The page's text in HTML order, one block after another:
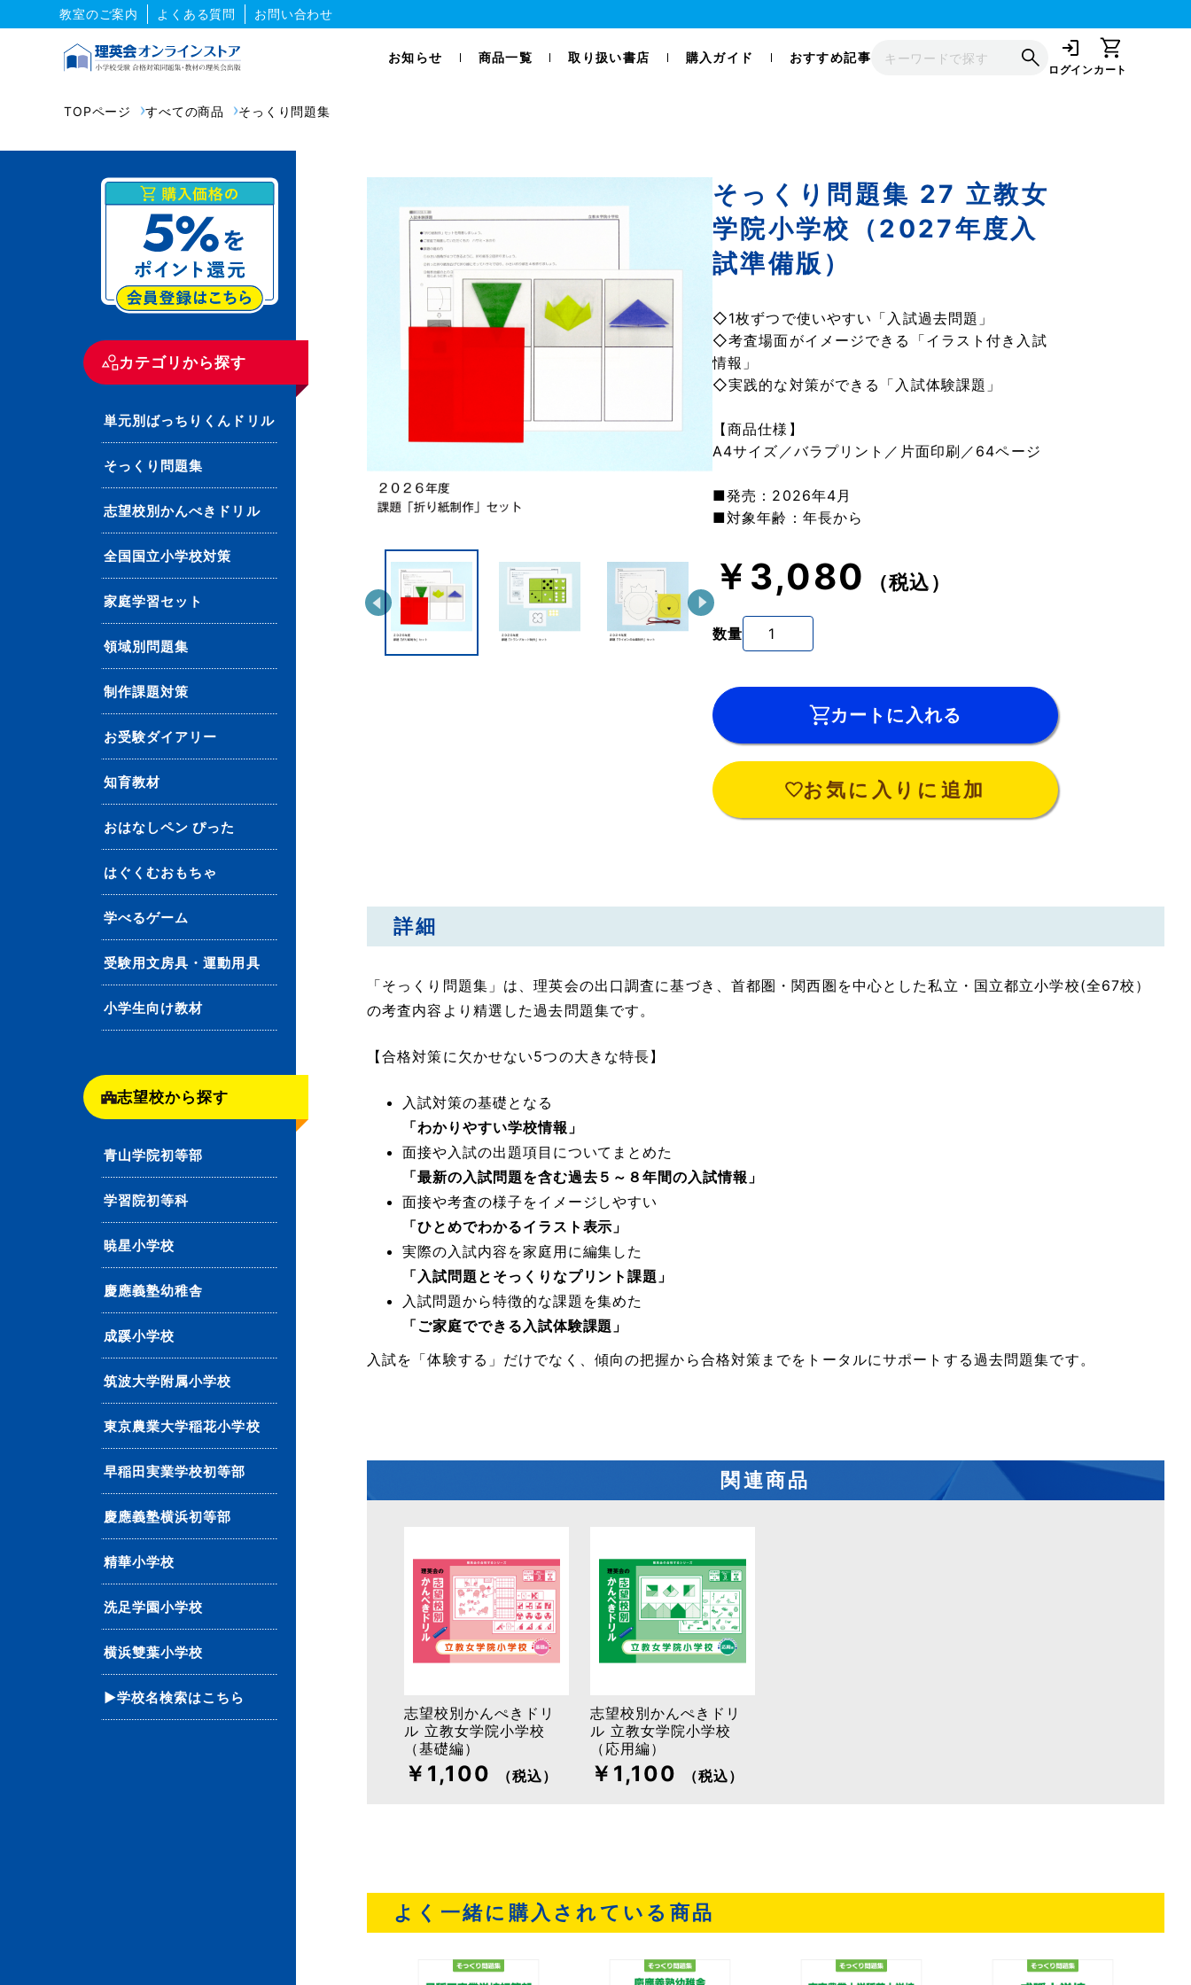
教室のご案内 よくある質問 お問い合わせ
お知らせ 商品一覧 取り扱い書店 購入ガイド おすすめ記事
ログインカート
TOPページ すべての商品 そっくり問題集
カテゴリから探す
単元別ばっちりくんドリル
そっくり問題集
志望校別かんぺきドリル
全国国立小学校対策
家庭学習セット
領域別問題集
制作課題対策
お受験ダイアリー
知育教材
おはなしペン ぴった
はぐくむおもちゃ
学べるゲーム
受験用文房具・運動用具
小学生向け教材
志望校から探す
青山学院初等部
学習院初等科
暁星小学校
慶應義塾幼稚舎
成蹊小学校
筑波大学附属小学校
東京農業大学稲花小学校
早稲田実業学校初等部
慶應義塾横浜初等部
精華小学校
洗足学園小学校
横浜雙葉小学校
▶学校名検索はこちら
そっくり問題集 27 立教女
学院小学校（2027年度入
試準備版）
◇1枚ずつで使いやすい「入試過去問題」
◇考査場面がイメージできる「イラスト付き入試
情報」
◇実践的な対策ができる「入試体験課題」
【商品仕様】
A4サイズ／バラプリント／片面印刷／64ページ
■発売：2026年4月
■対象年齢：年長から
￥3,080 （税込）
数量
カートに入れる
お気に入りに追加
詳細
「そっくり問題集」は、理英会の出口調査に基づき、首都圏・関西圏を中心とした私立・国立都立小学校(全67校）
の考査内容より精選した過去問題集です。
【合格対策に欠かせない5つの大きな特長】
入試対策の基礎となる
「わかりやすい学校情報」
面接や入試の出題項目についてまとめた
「最新の入試問題を含む過去５～８年間の入試情報」
面接や考査の様子をイメージしやすい
「ひとめでわかるイラスト表示」
実際の入試内容を家庭用に編集した
「入試問題とそっくりなプリント課題」
入試問題から特徴的な課題を集めた
「ご家庭でできる入試体験課題」
入試を「体験する」だけでなく、傾向の把握から合格対策までをトータルにサポートする過去問題集です。
関連商品
志望校別かんぺきドリ
ル 立教女学院小学校
（基礎編）
￥1,100 （税込）
志望校別かんぺきドリ
ル 立教女学院小学校
（応用編）
￥1,100 （税込）
よく一緒に購入されている商品